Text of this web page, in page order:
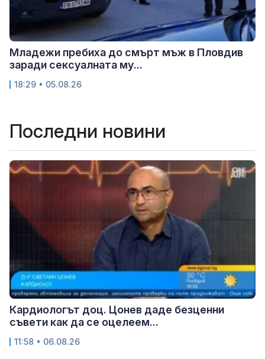
Младежи пребиха до смърт мъж в Пловдив
заради сексуалната му...
18:29 • 05.08.26
Последни новини
Кардиологът доц. Цонев даде безценни
съвети как да се оцелеем...
11:58 • 06.08.26